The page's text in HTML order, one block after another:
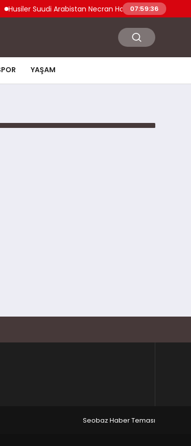
Husiler Suudi Arabistan Necran Havalimanı’nı İHA ile
07:59:36
YAŞAM
Seobaz Haber Teması